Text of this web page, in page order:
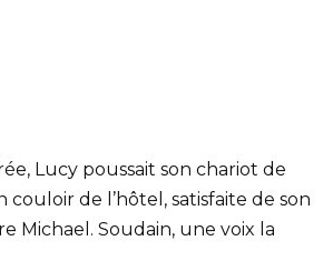
Lucy poussait son chariot de
couloir de l’hôtel, satisfaite de son
Michael. Soudain, une voix la